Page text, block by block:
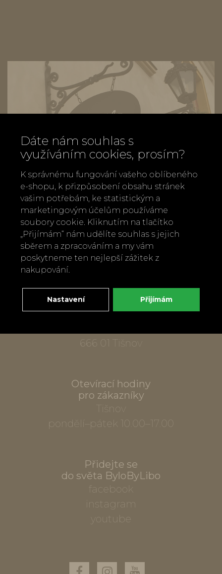
Zavolejte nám
+420 737 886 915
Napište nám
info@bylobylibo.cz
Setkejme se:
dílna, obchod
666 01 Tišnov
Otevírací hodiny
pro zákazníky
Tišnov
pondělí–pátek 10.00–17.00
Přidejte se
do světa ByloByLibo
facebook
instagram
youtube
Dáte nám souhlas s
využíváním cookies, prosím?
K správnému fungování vašeho oblíbeného
e-shopu, k přizpůsobení obsahu stránek
vašim potřebám, ke statistickým a
marketingovým účelům používáme
soubory cookie. Kliknutím na tlačítko
„Přijímám“ nám udělíte souhlas s jejich
sběrem a zpracováním a my vám
poskytneme ten nejlepší zážitek z
nakupování.
Nastavení Přijímám